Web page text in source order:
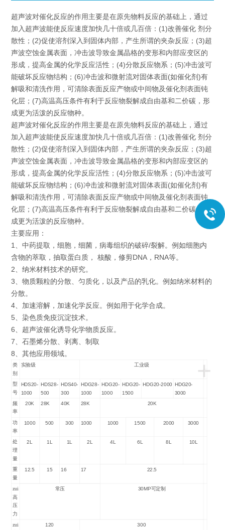
超声波对催化反应的作用主要是在原先物料反应的基础上，通过
加入超声波能使反应速度加快几十倍或几百倍：(1)改善催化 剂分
散性；(2)促使溶剂深入到固体内部，产生所谓的夹杂反应；(3)超
声波空蚀金属表面，冲击波导致金属晶格的变形和内部应变区的
形成，提高金属的化学反应活性；(4)分散反应物系；(5)冲击波可
能破坏反应物结构；(6)冲击波和微射流对固体表面(如催化剂)有
解吸和清洗作用，可清除表面反应产物或中间物及催化剂表面钝
化层；(7)高温高压条件有利于反应物裂解成自由基和二价碳，形
成更为活泼的反应物种。
超声波对催化反应的作用主要是在原先物料反应的基础上，通过
加入超声波能使反应速度加快几十倍或几百倍：(1)改善催化 剂分
散性；(2)促使溶剂深入到固体内部，产生所谓的夹杂反应；(3)超
声波空蚀金属表面，冲击波导致金属晶格的变形和内部应变区的
形成，提高金属的化学反应活性；(4)分散反应物系；(5)冲击波可
能破坏反应物结构；(6)冲击波和微射流对固体表面(如催化剂)有
解吸和清洗作用，可清除表面反应产物或中间物及催化剂表面钝
化层；(7)高温高压条件有利于反应物裂解成自由基和二价碳，形
成更为活泼的反应物种。
主要应用：
1、中药提取，细胞，细菌，病毒组织的破碎/裂解。例如细胞内
含物的萃取，抽取蛋白质， 核酸，修剪DNA，RNA等。
2、纳米材料技术的研究。
3、物质颗粒的分散、匀质化，以及产品的乳化。例如纳米材料的
分散。
4、加速溶解，加速化学反应。例如用于化学合成。
5、染色质免疫沉淀技术。
6、超声波催化诱导化学物质反应。
7、石墨烯分散、剥离、制取
8、其他应用领域。
+
类
别
实验级 工业级
型
号
HDS20-
1000
HDS28-
500
HDS40-
300
HDG28-
1000
HDG20-
1000
HDG20-
1500
HDG20-2000 HDG20-
3000
频
率
20K 28K 40K 28K 20K
功
率
1000 500 300 1000 1000 1500 2000 3000
处
理
量
2L 1L 1L 2L 4L 6L 8L 10L
重
量
12.5 15 16 17 22.5
zui
高
压
力
常压 30MP可定制
zui 120 300